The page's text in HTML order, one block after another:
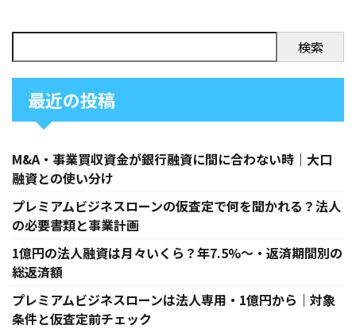
検索
最近の投稿
M&A・事業買収資金が銀行融資に間に合わない時｜大口
融資との使い分け
プレミアムビジネスローンの仮査定で何を聞かれる？法人
の必要書類と事業計画
1億円の法人融資は月々いくら？年7.5%〜・返済期間別の
総返済額
プレミアムビジネスローンは法人専用・1億円から｜対象
条件と仮査定前チェック